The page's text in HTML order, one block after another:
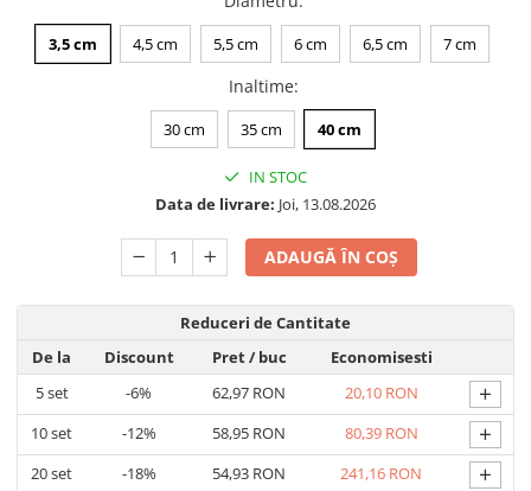
3,5 cm 4,5 cm 5,5 cm 6 cm 6,5 cm 7 cm
Inaltime:
30 cm 35 cm 40 cm
IN STOC
Data de livrare: Joi, 13.08.2026
ADAUGĂ ÎN COȘ
Reduceri de Cantitate
De la
Discount Pret/ buc
Economisesti
5set -6% 62,97 RON 20,10 RON +
10set -12% 58,95 RON 80,39 RON +
20set -18% 54,93 RON 241,16 RON +